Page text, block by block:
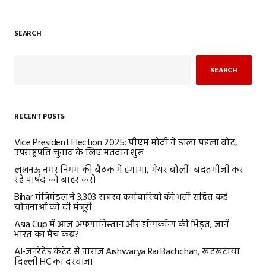
SEARCH
SEARCH
RECENT POSTS
Vice President Election 2025: पीएम मोदी ने डाला पहला वोट,
उपराष्ट्रपति चुनाव के लिए मतदान शुरू
लखनऊ नगर निगम की बैठक में हंगामा, मेयर बोलीं- बदतमीजी कर
रहे पार्षद को बाहर करो
Bihar मंत्रिमंडल ने 3,303 राजस्व कर्मचारियों की भर्ती सहित कई
योजनाओं को दी मंजूरी
Asia Cup में आज अफगानिस्तान और हॉन्गकॉन्ग की भिड़ंत, जानें
भारत का मैच कब?
AI-जनरेटेड कंटेंट से नाराज Aishwarya Rai Bachchan, खटखटाया
दिल्ली HC का दरवाजा